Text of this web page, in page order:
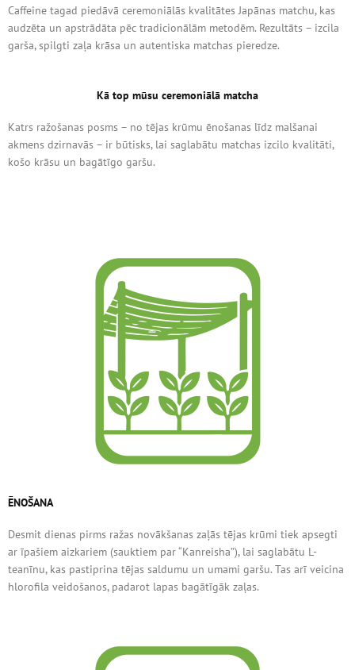
Caffeine tagad piedāvā ceremoniālās kvalitātes Japānas matchu, kas
audzēta un apstrādāta pēc tradicionālām metodēm. Rezultāts – izcila
garša, spilgti zaļa krāsa un autentiska matchas pieredze.
Kā top mūsu ceremoniālā matcha
Katrs ražošanas posms – no tējas krūmu ēnošanas līdz malšanai
akmens dzirnavās – ir būtisks, lai saglabātu matchas izcilo kvalitāti,
košo krāsu un bagātīgo garšu.
ĒNOŠANA
Desmit dienas pirms ražas novākšanas zaļās tējas krūmi tiek apsegti
ar īpašiem aizkariem (sauktiem par “Kanreisha”), lai saglabātu L-
teanīnu, kas pastiprina tējas saldumu un umami garšu. Tas arī veicina
hlorofila veidošanos, padarot lapas bagātīgāk zaļas.